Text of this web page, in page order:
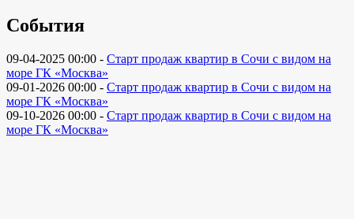
События
09-04-2025 00:00 - Старт продаж квартир в Сочи с видом на
море ГК «Москва»
09-01-2026 00:00 - Старт продаж квартир в Сочи с видом на
море ГК «Москва»
09-10-2026 00:00 - Старт продаж квартир в Сочи с видом на
море ГК «Москва»